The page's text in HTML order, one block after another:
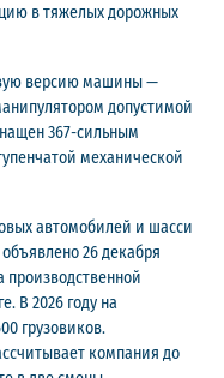
в тяжелых дорожных
версию машины —
допустимой
367-сильным
механической
автомобилей и шасси
26 декабря
В 2026 году на
грузовиков.
компания до